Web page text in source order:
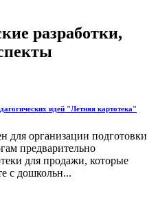
разработки,
идей "Летняя картотека"
для организации подготовки
предварительно
для продажи, которые
с дошкольн...